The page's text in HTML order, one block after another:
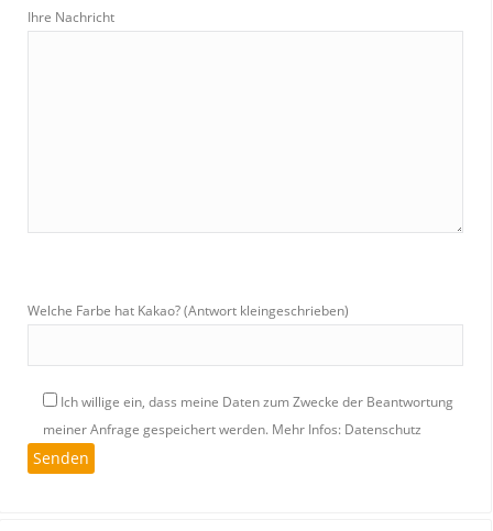
Ihre Nachricht
Welche Farbe hat Kakao? (Antwort kleingeschrieben)
Ich willige ein, dass meine Daten zum Zwecke der Beantwortung
meiner Anfrage gespeichert werden. Mehr Infos: Datenschutz